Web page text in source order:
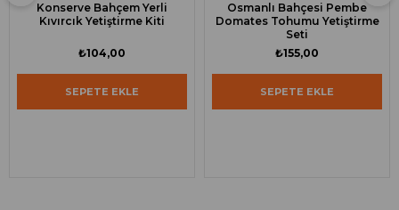
Konserve Bahçem Yerli
Kıvırcık Yetiştirme Kiti
₺104,00
SEPETE EKLE
Osmanlı Bahçesi Pembe
Domates Tohumu Yetiştirme
Seti
₺155,00
SEPETE EKLE